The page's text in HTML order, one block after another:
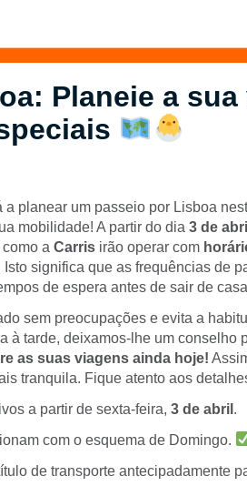
Planeie a sua
planear um passeio por Lisboa
mobilidade! A partir do dia 3 de
como a Carris irão operar com
Isto significa que as frequências de
de espera antes de sair de
sem preocupações e evita a
à tarde, deixamos-lhe um conselho
as suas viagens ainda hoje!
tranquila. Fique atento aos
a partir de sexta-feira,3 de abril .
com o esquema de Domingo.
de transporte antecipadamente